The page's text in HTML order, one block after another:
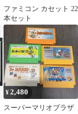
ファミコン カセット 22
本セット
¥2,480
スーパーマリオブラザ